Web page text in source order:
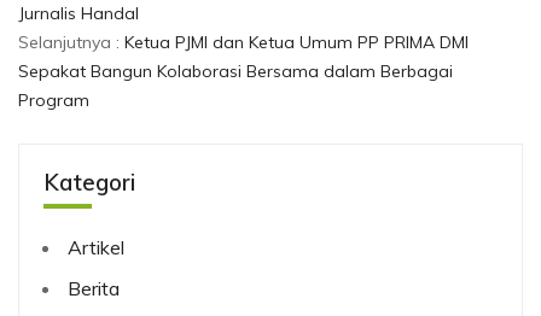
Jurnalis Handal
Selanjutnya : Ketua PJMI dan Ketua Umum PP PRIMA DMI
Sepakat Bangun Kolaborasi Bersama dalam Berbagai
Program
Kategori
Artikel
Berita